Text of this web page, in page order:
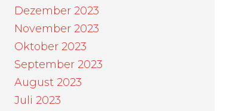
Dezember 2023
November 2023
Oktober 2023
September 2023
August 2023
Juli 2023